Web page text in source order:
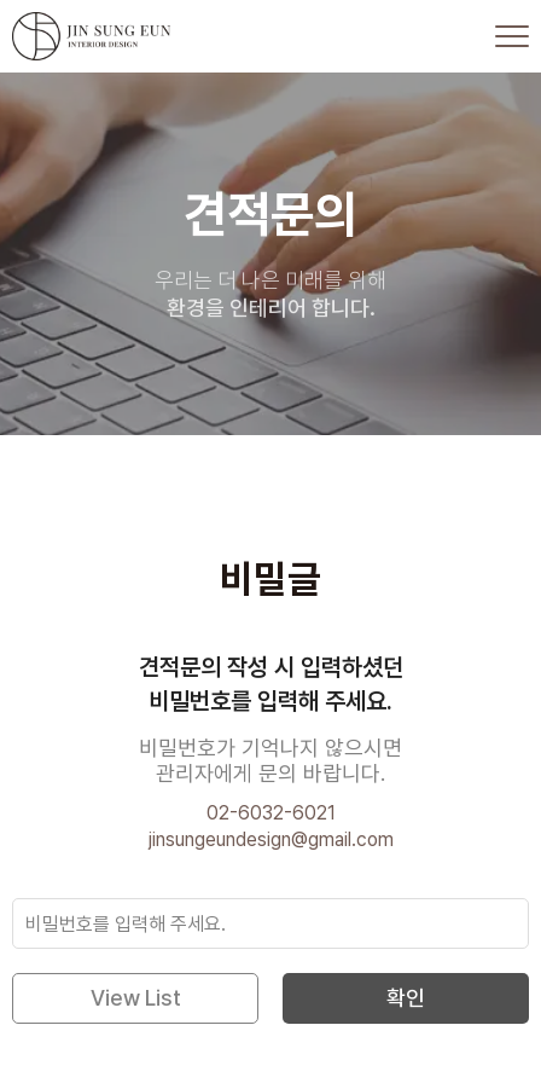
견적문의
우리는 더 나은 미래를 위해
환경을 인테리어 합니다.
비밀글
견적문의 작성 시 입력하셨던
비밀번호를 입력해 주세요.
비밀번호가 기억나지 않으시면
관리자에게 문의 바랍니다.
02-6032-6021
jinsungeundesign@gmail.com
View List 확인